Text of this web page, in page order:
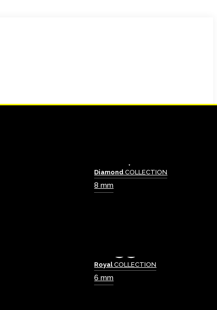
Diamond COLLECTION
8 mm
RoyalCOLLECTION
6 mm